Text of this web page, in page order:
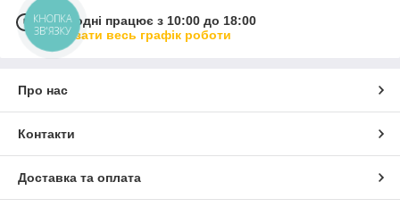
Сьогодні працює з 10:00 до 18:00
Показати весь графік роботи
Про нас
Контакти
Доставка та оплата
КНОПКА
ЗВ'ЯЗКУ